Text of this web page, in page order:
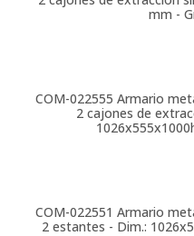
mm -
COM-022555 Armario
2 cajones de
COM-022551 Armario
2 estantes - Dim.: